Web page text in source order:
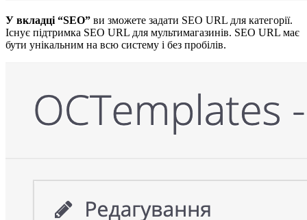
У вкладці “SEO” ви зможете задати SEO URL для категорії.
Існує підтримка SEO URL для мультимагазинів. SEO URL має
бути унікальним на всю систему і без пробілів.